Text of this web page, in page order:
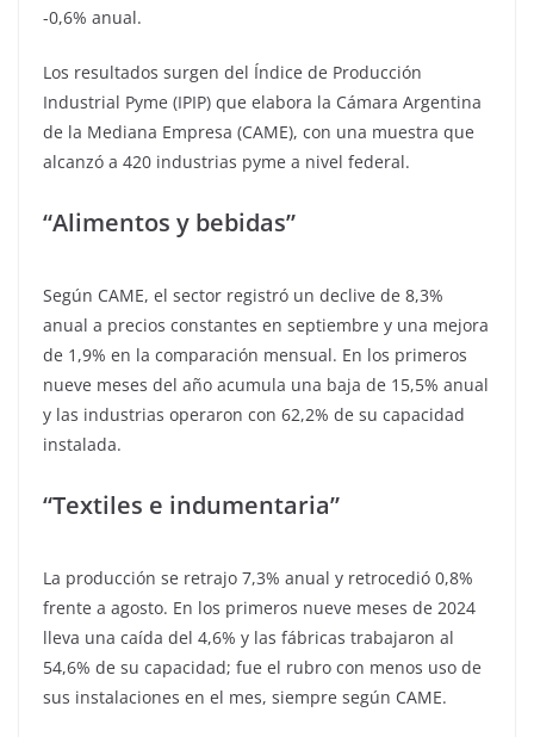
-0,6% anual.
Los resultados surgen del Índice de Producción
Industrial Pyme (IPIP) que elabora la Cámara Argentina
de la Mediana Empresa (CAME), con una muestra que
alcanzó a 420 industrias pyme a nivel federal.
“Alimentos y bebidas”
Según CAME, el sector registró un declive de 8,3%
anual a precios constantes en septiembre y una mejora
de 1,9% en la comparación mensual. En los primeros
nueve meses del año acumula una baja de 15,5% anual
y las industrias operaron con 62,2% de su capacidad
instalada.
“Textiles e indumentaria”
La producción se retrajo 7,3% anual y retrocedió 0,8%
frente a agosto. En los primeros nueve meses de 2024
lleva una caída del 4,6% y las fábricas trabajaron al
54,6% de su capacidad; fue el rubro con menos uso de
sus instalaciones en el mes, siempre según CAME.